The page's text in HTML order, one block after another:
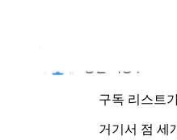
구독 리스트
거기서 점 세